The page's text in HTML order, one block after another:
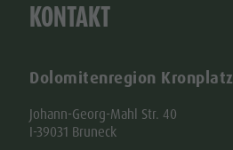
KONTAKT
Dolomitenregion Kronplatz
Johann-Georg-Mahl Str. 40
I-39031 Bruneck